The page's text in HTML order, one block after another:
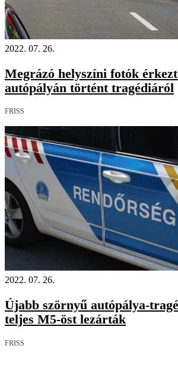
2022. 07. 26.
Megrázó helyszíni fotók
autópályán történt tragédiáról
FRISS
2022. 07. 26.
Újabb szörnyű autópálya-
teljes M5-öst lezárták
FRISS